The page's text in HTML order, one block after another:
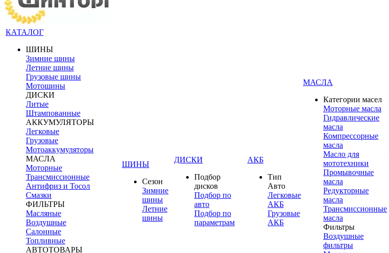
КАТАЛОГ
ШИНЫ
Зимние шины
Летние шины
Грузовые шины
Мотошины
ДИСКИ
Литые
Штампованные
АККУМУЛЯТОРЫ
Легковые
Грузовые
Мотоаккумуляторы
МАСЛА
Моторные
Трансмиссионные
Антифриз и Тосол
Смазки
ФИЛЬТРЫ
Масляные
Воздушные
Салонные
Топливные
АВТОТОВАРЫ
ШИНЫ
Сезон
Зимние
шины
Летние
шины
ДИСКИ
Подбор
дисков
Подбор по
авто
Подбор по
параметрам
АКБ
Тип
Авто
Легковые
АКБ
Грузовые
АКБ
МАСЛА
Категории масел
Моторные масла
Гидравлические
масла
Компрессорные
масла
Масло для
мототехники
Промывочные
масла
Редукторные
масла
Трансмиссионные
масла
Фильтры
Воздушные
фильтры